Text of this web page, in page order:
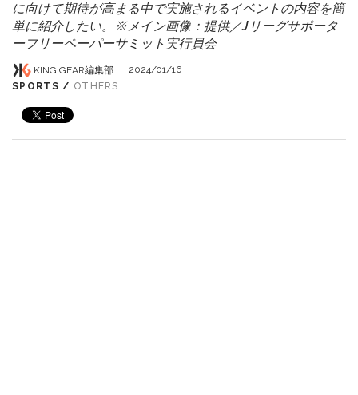
に向けて期待が高まる中で実施されるイベントの内容を簡
単に紹介したい。※メイン画像：提供／Jリーグサポータ
ーフリーペーパーサミット実行員会
KING GEAR編集部 |
2024/01/16
SPORTS / OTHERS